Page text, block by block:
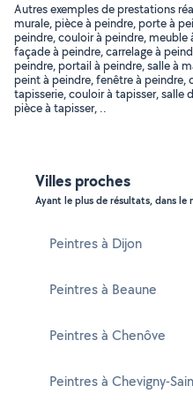
Autres exemples de prestations
murale, pièce à peindre, porte à
peindre, couloir à peindre, meuble
façade à peindre, carrelage à
peindre, portail à peindre, salle à
peint à peindre, fenêtre à peindre,
tapisserie, couloir à tapisser, salle
pièce à tapisser, ..
Villes proches
Ayant le plus de résultats, dans le
Peintres à Dijon
Peintres à Beaune
Peintres à Chenôve
Peintres à Chevigny-